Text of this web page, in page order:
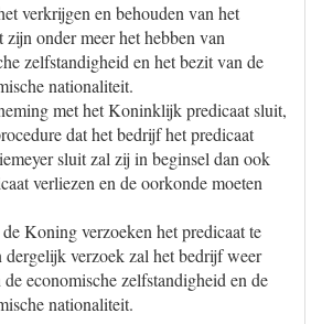
verkrijgen en behouden van het
onder meer het hebben van
zelfstandigheid en het bezit van de
nationaliteit.
met het Koninklijk predicaat sluit,
dat het bedrijf het predicaat
sluit zal zij in beginsel dan ook
verliezen en de oorkonde moeten
Koning verzoeken het predicaat te
dergelijk verzoek zal het bedrijf weer
economische zelfstandigheid en de
nationaliteit.